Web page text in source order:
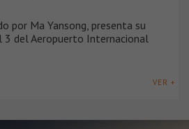
por Ma Yansong, presenta su
3 del Aeropuerto Internacional
VER +